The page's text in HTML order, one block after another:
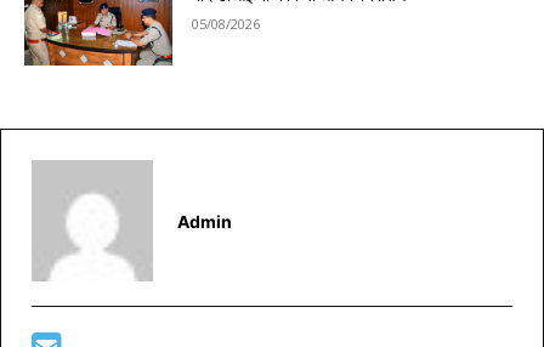
05/08/2026
Admin